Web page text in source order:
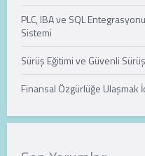
PLC, IBA ve SQL
Sistemi
Sürüş Eğitimi ve Güvenli
Finansal Özgürlüğe Ulaşmak